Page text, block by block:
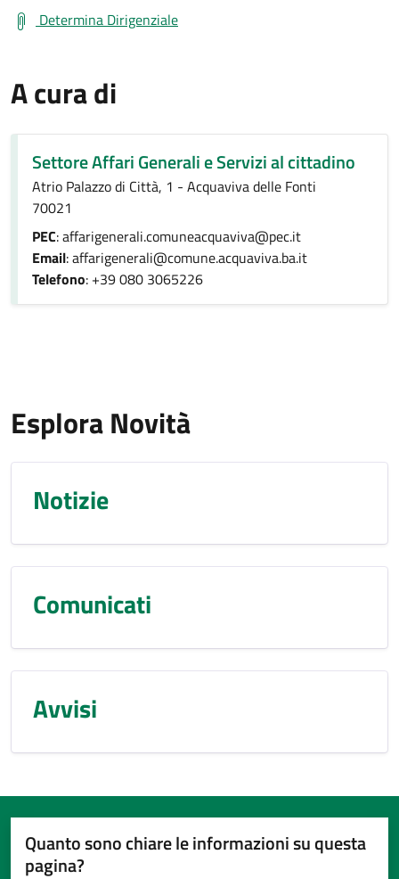
Determina Dirigenziale
A cura di
Settore Affari Generali e Servizi al cittadino
Atrio Palazzo di Città, 1 - Acquaviva delle Fonti
70021
PEC: affarigenerali.comuneacquaviva@pec.it
Email: affarigenerali@comune.acquaviva.ba.it
Telefono: +39 080 3065226
Esplora Novità
Notizie
Comunicati
Avvisi
Quanto sono chiare le informazioni su questa
pagina?